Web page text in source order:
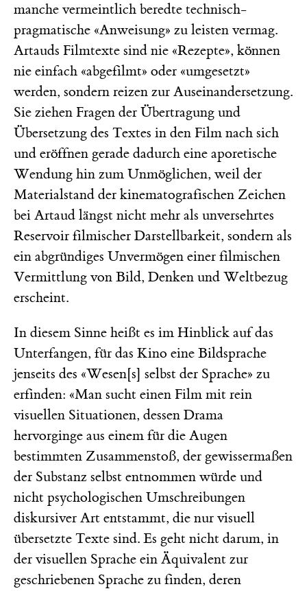
manche vermeintlich beredte technisch-
pragmatische «Anweisung» zu leisten vermag.
Artauds Filmtexte sind nie «Rezepte», können
nie einfach «abgefilmt» oder «umgesetzt»
werden, sondern reizen zur Auseinandersetzung.
Sie ziehen Fragen der Übertragung und
Übersetzung des Textes in den Film nach sich
und eröffnen gerade dadurch eine aporetische
Wendung hin zum Unmöglichen, weil der
Materialstand der kinematografischen Zeichen
bei Artaud längst nicht mehr als unversehrtes
Reservoir filmischer Darstellbarkeit, sondern als
ein abgründiges Unvermögen einer filmischen
Vermittlung von Bild, Denken und Weltbezug
erscheint.
In diesem Sinne heißt es im Hinblick auf das
Unterfangen, für das Kino eine Bildsprache
jenseits des «Wesen[s] selbst der Sprache» zu
erfinden: «Man sucht einen Film mit rein
visuellen Situationen, dessen Drama
hervorginge aus einem für die Augen
bestimmten Zusammenstoß, der gewissermaßen
der Substanz selbst entnommen würde und
nicht psychologischen Umschreibungen
diskursiver Art entstammt, die nur visuell
übersetzte Texte sind. Es geht nicht darum, in
der visuellen Sprache ein Äquivalent zur
geschriebenen Sprache zu finden, deren